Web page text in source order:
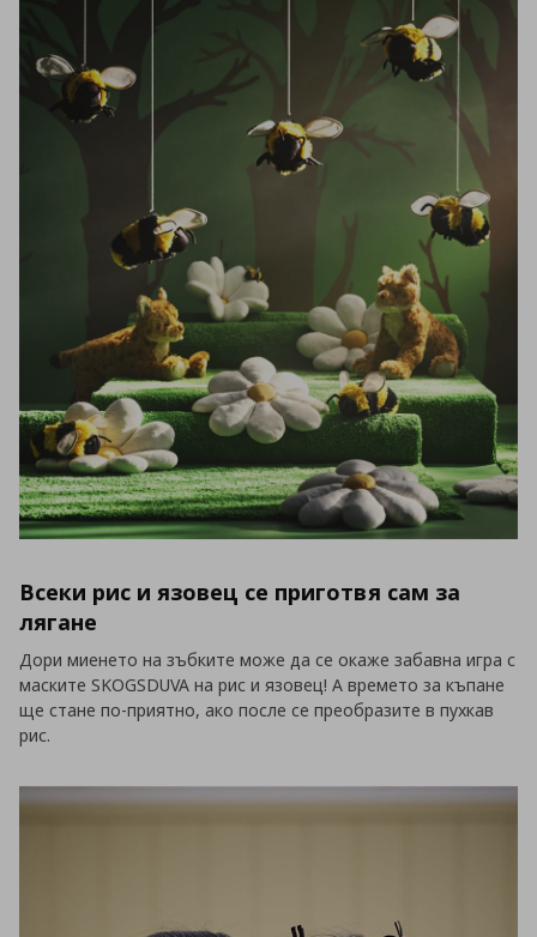
Всеки рис и язовец се приготвя сам за
лягане
Дори миенето на зъбките може да се окаже забавна игра с
маските SKOGSDUVA на рис и язовец! А времето за къпане
ще стане по-приятно, ако после се преобразите в пухкав
рис.